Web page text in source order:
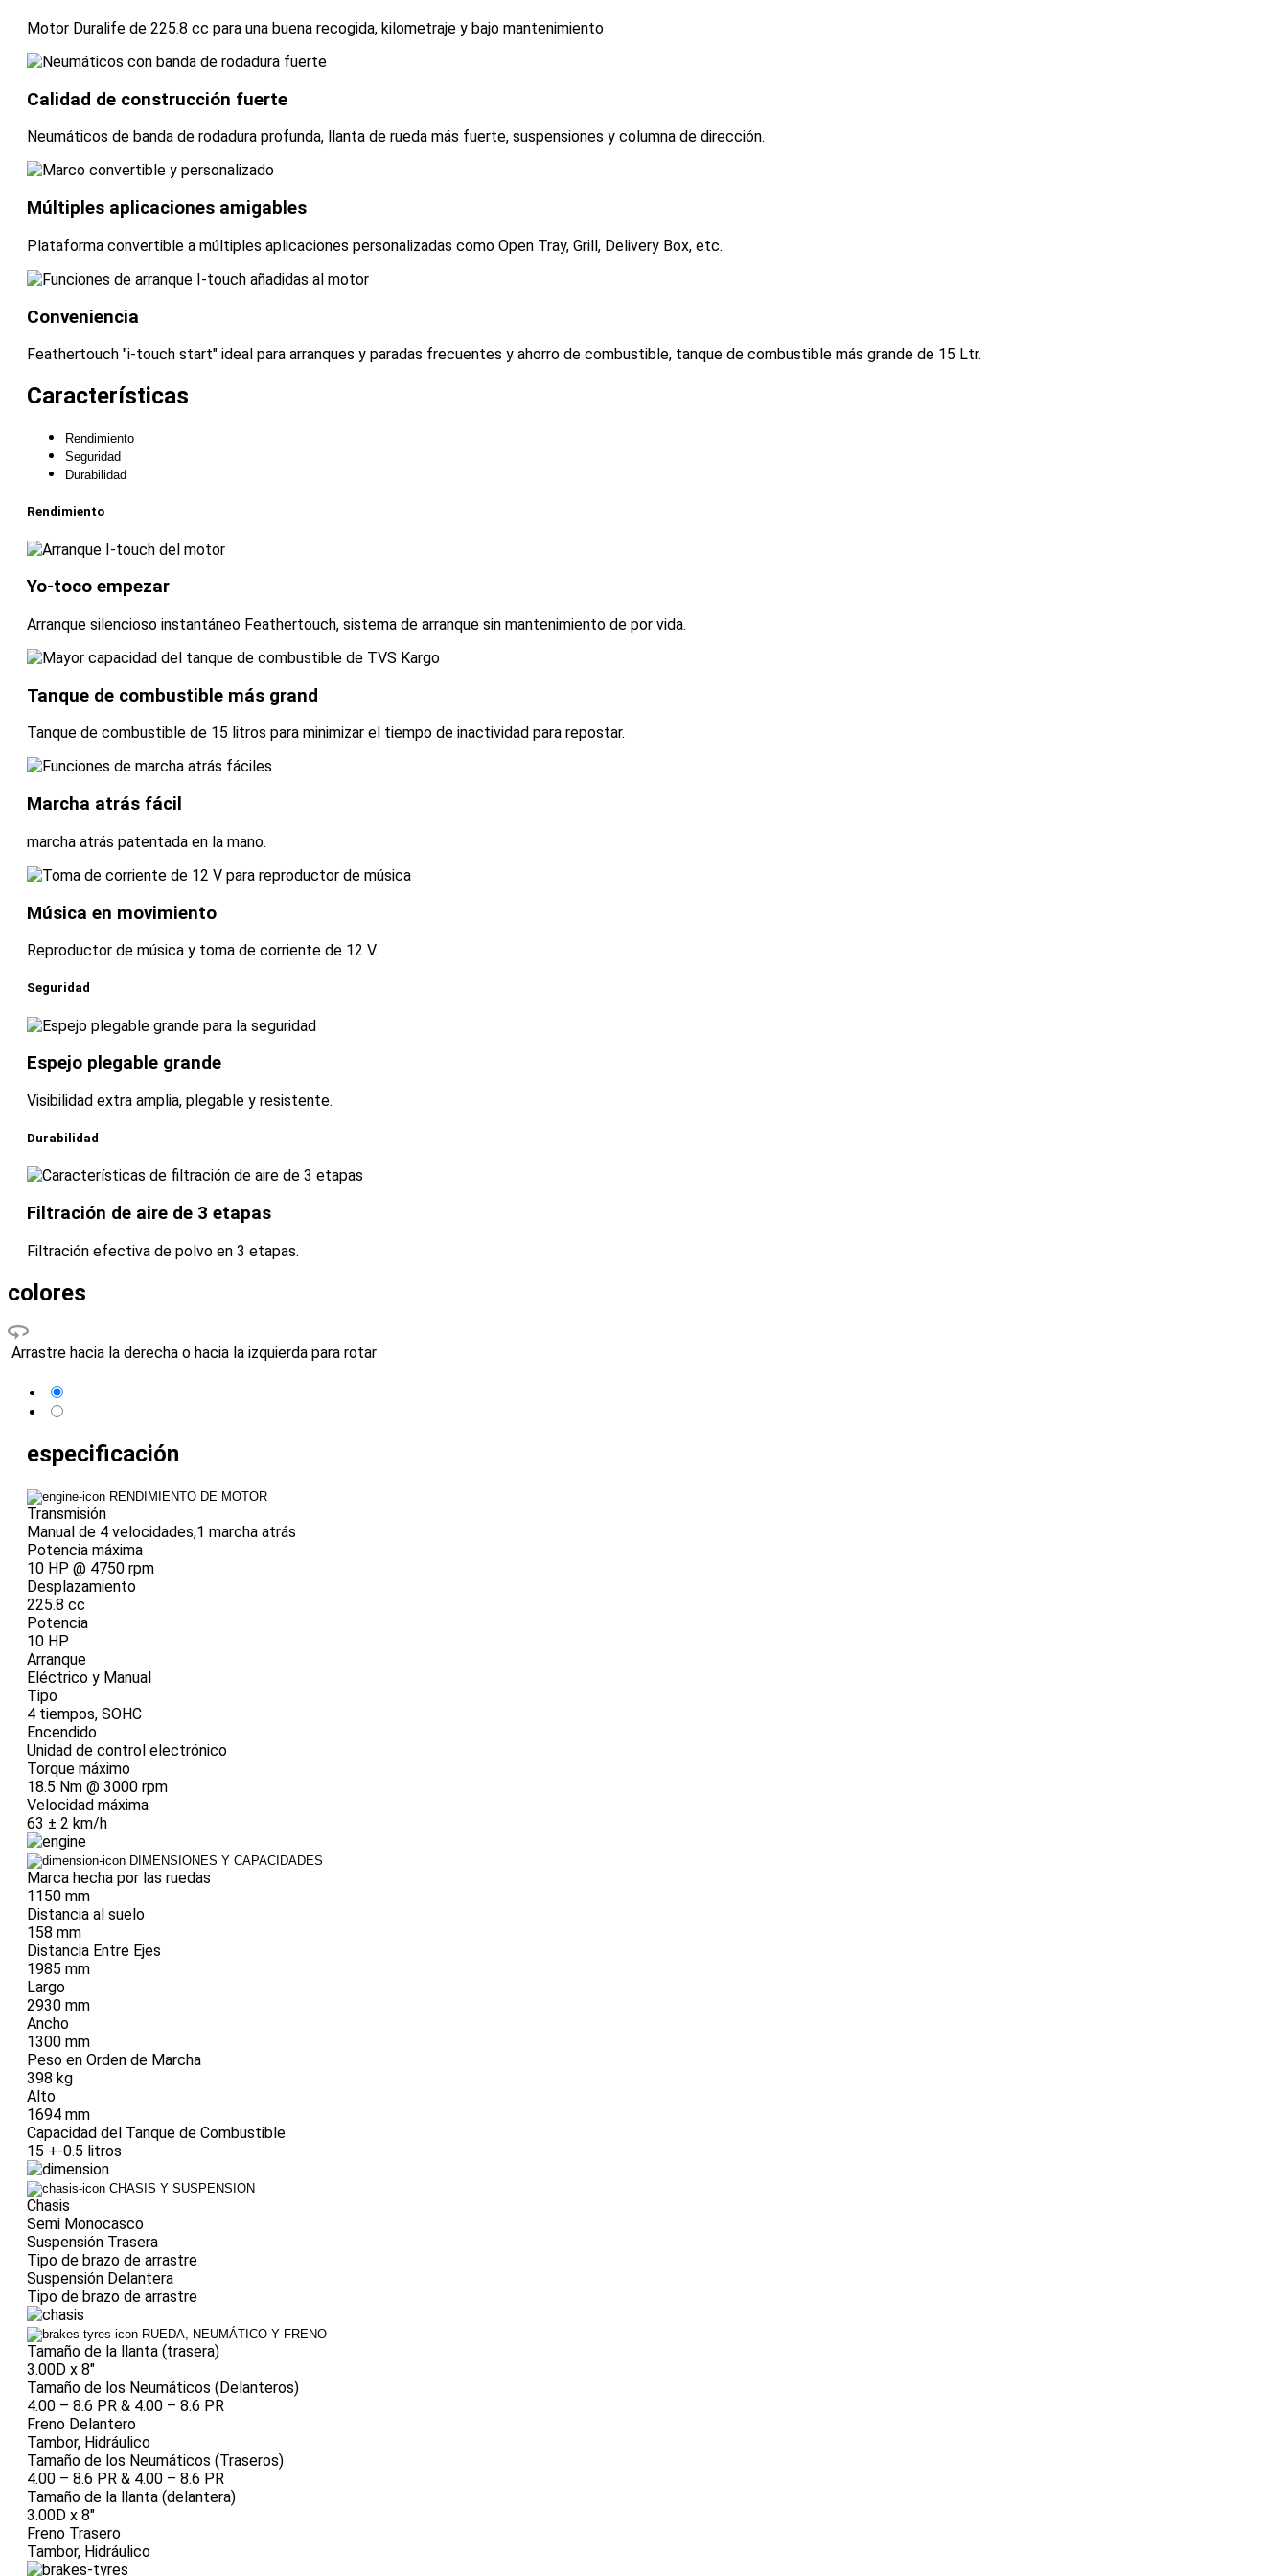
Motor Duralife de 225.8 cc para una buena recogida, kilometraje y bajo mantenimiento
Calidad de construcción fuerte
Neumáticos de banda de rodadura profunda, llanta de rueda más fuerte, suspensiones y columna de dirección.
Múltiples aplicaciones amigables
Plataforma convertible a múltiples aplicaciones personalizadas como Open Tray, Grill, Delivery Box, etc.
Conveniencia
Feathertouch "i-touch start" ideal para arranques y paradas frecuentes y ahorro de combustible, tanque de combustible más grande de 15 Ltr.
Características
Rendimiento
Seguridad
Durabilidad
Rendimiento
Yo-toco empezar
Arranque silencioso instantáneo Feathertouch, sistema de arranque sin mantenimiento de por vida.
Tanque de combustible más grand
Tanque de combustible de 15 litros para minimizar el tiempo de inactividad para repostar.
Marcha atrás fácil
marcha atrás patentada en la mano.
Música en movimiento
Reproductor de música y toma de corriente de 12 V.
Seguridad
Espejo plegable grande
Visibilidad extra amplia, plegable y resistente.
Durabilidad
Filtración de aire de 3 etapas
Filtración efectiva de polvo en 3 etapas.
colores
Arrastre hacia la derecha o hacia la izquierda para rotar
especificación
RENDIMIENTO DE MOTOR
Transmisión
Manual de 4 velocidades,1 marcha atrás
Potencia máxima
10 HP @ 4750 rpm
Desplazamiento
225.8 cc
Potencia
10 HP
Arranque
Eléctrico y Manual
Tipo
4 tiempos, SOHC
Encendido
Unidad de control electrónico
Torque máximo
18.5 Nm @ 3000 rpm
Velocidad máxima
63 ± 2 km/h
DIMENSIONES Y CAPACIDADES
Marca hecha por las ruedas
1150 mm
Distancia al suelo
158 mm
Distancia Entre Ejes
1985 mm
Largo
2930 mm
Ancho
1300 mm
Peso en Orden de Marcha
398 kg
Alto
1694 mm
Capacidad del Tanque de Combustible
15 +-0.5 litros
CHASIS Y SUSPENSION
Chasis
Semi Monocasco
Suspensión Trasera
Tipo de brazo de arrastre
Suspensión Delantera
Tipo de brazo de arrastre
RUEDA, NEUMÁTICO Y FRENO
Tamaño de la llanta (trasera)
3.00D x 8"
Tamaño de los Neumáticos (Delanteros)
4.00 – 8.6 PR & 4.00 – 8.6 PR
Freno Delantero
Tambor, Hidráulico
Tamaño de los Neumáticos (Traseros)
4.00 – 8.6 PR & 4.00 – 8.6 PR
Tamaño de la llanta (delantera)
3.00D x 8"
Freno Trasero
Tambor, Hidráulico